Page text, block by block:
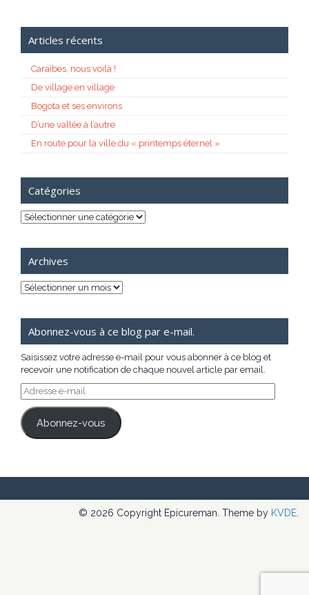
Articles récents
Caraïbes, nous voilà !
De village en village
Bogota et ses environs
D’une vallée à l’autre
En route pour la ville du « printemps éternel »
Catégories
Catégories
Archives
Archives
Abonnez-vous à ce blog par e-mail.
Saisissez votre adresse e-mail pour vous abonner à ce blog et
recevoir une notification de chaque nouvel article par email.
Adresse
e-
mail
Abonnez-vous
© 2026 Copyright Epicureman. Theme by KVDE.